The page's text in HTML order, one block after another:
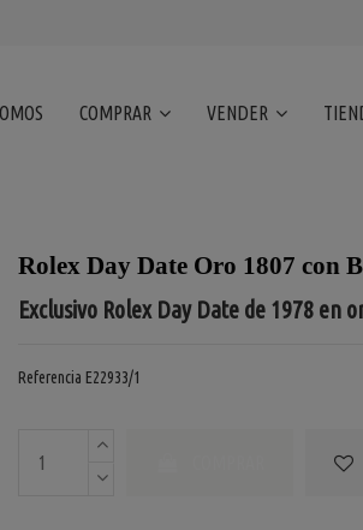
COMPRAR VENDER
Rolex Day Date Oro 1807 con
Exclusivo Rolex Day Date de 1978 en
Referencia E22933/1